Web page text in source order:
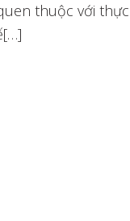
thuộc với thực